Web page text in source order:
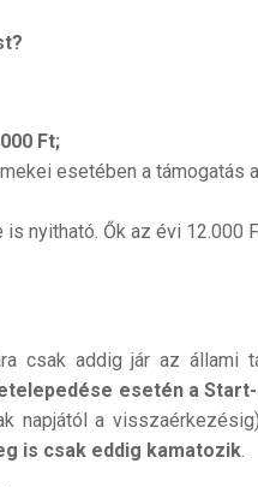
Ft;
esetében a támogatás
nyitható. Ők az évi 12.000
csak addig jár az állami
esetén a
napjától a
is csak eddig kamatozik.